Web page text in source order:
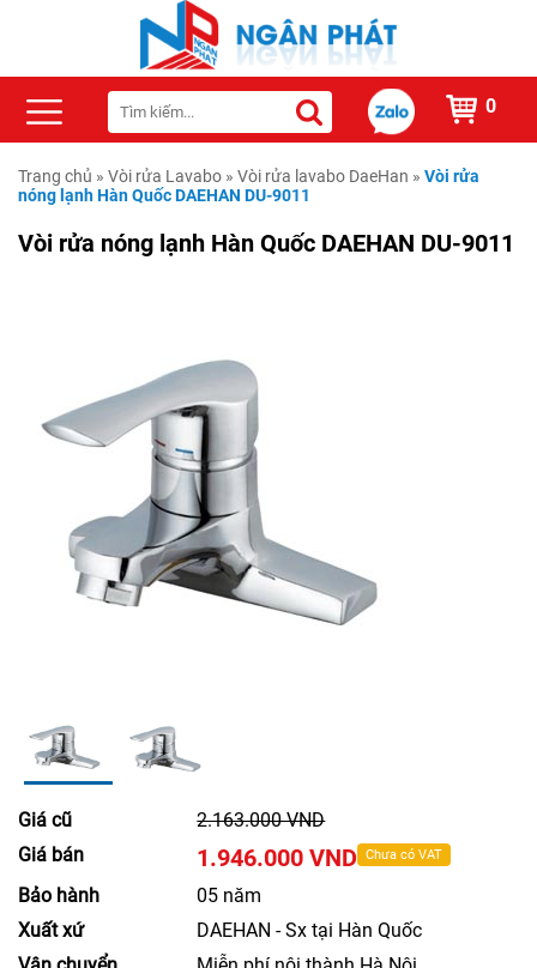
0
Trang chủ » Vòi rửa Lavabo » Vòi rửa lavabo DaeHan » Vòi rửa
nóng lạnh Hàn Quốc DAEHAN DU-9011
Vòi rửa nóng lạnh Hàn Quốc DAEHAN DU-9011
Giá cũ
2.163.000 VND
Giá bán
1.946.000 VND Chưa có VAT
Bảo hành
05 năm
Xuất xứ
DAEHAN - Sx tại Hàn Quốc